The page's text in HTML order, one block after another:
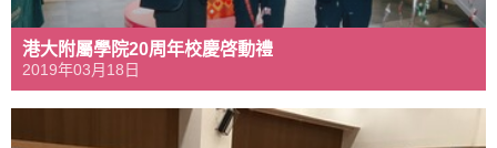
港大附屬學院20周年校慶啓動禮
2019年03月18日